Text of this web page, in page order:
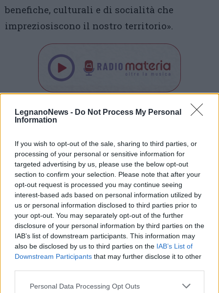
LegnanoNews - Do Not Process My Personal
Information
If you wish to opt-out of the sale, sharing to third parties, or
processing of your personal or sensitive information for
targeted advertising by us, please use the below opt-out
section to confirm your selection. Please note that after your
opt-out request is processed you may continue seeing
interest-based ads based on personal information utilized by
us or personal information disclosed to third parties prior to
your opt-out. You may separately opt-out of the further
disclosure of your personal information by third parties on the
IAB’s list of downstream participants. This information may
also be disclosed by us to third parties on the IAB’s List of
Downstream Participants that may further disclose it to other
Personal Data Processing Opt Outs
benefiche, culturali e di socialità che
impreziosiscono il nostro territorio».
Tutti gli eventi
Leda Mocchetti
leda.mocchetti@legnanonews.com
Noi di LegnanoNews abbiamo a cuore l'informazione del
nostro territorio e cerchiamo di essere sempre in prima
linea per informarvi in modo puntuale.
PIÙ INFORMAZIONI SU
onorificenze
giovanni rigiroli busto garolfo
LEGGI GLI ALTRI ARTICOLI DI